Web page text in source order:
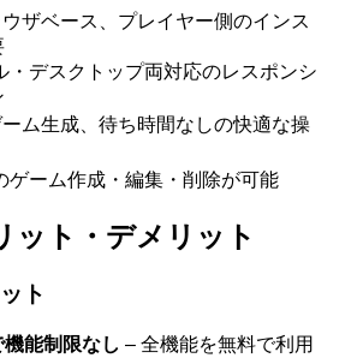
ウザベース、プレイヤー側のインス
・デスクトップ両対応のレスポンシ
ーム生成、待ち時間なしの快適な操
ゲーム作成・編集・削除が可能
ット・デメリット
ト
能制限なし – 全機能を無料で利用